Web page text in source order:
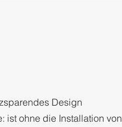
Design
ist ohne die Installation von